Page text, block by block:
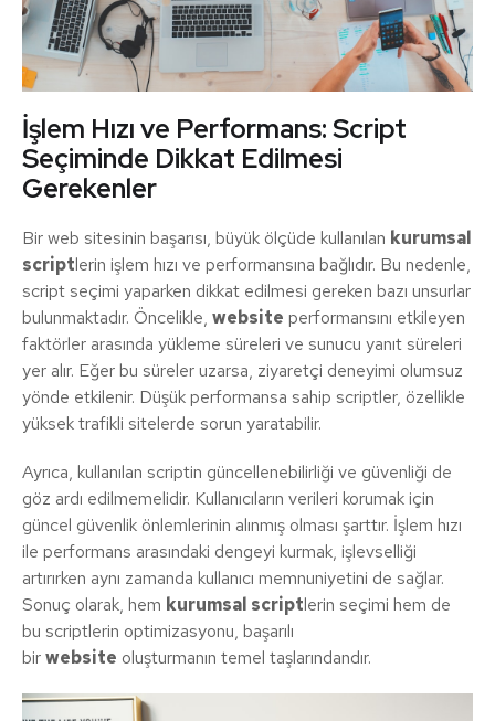
İşlem Hızı ve Performans: Script
Seçiminde Dikkat Edilmesi
Gerekenler
Bir web sitesinin başarısı, büyük ölçüde kullanılan kurumsal
scriptlerin işlem hızı ve performansına bağlıdır. Bu nedenle,
script seçimi yaparken dikkat edilmesi gereken bazı unsurlar
bulunmaktadır. Öncelikle, website performansını etkileyen
faktörler arasında yükleme süreleri ve sunucu yanıt süreleri
yer alır. Eğer bu süreler uzarsa, ziyaretçi deneyimi olumsuz
yönde etkilenir. Düşük performansa sahip scriptler, özellikle
yüksek trafikli sitelerde sorun yaratabilir.
Ayrıca, kullanılan scriptin güncellenebilirliği ve güvenliği de
göz ardı edilmemelidir. Kullanıcıların verileri korumak için
güncel güvenlik önlemlerinin alınmış olması şarttır. İşlem hızı
ile performans arasındaki dengeyi kurmak, işlevselliği
artırırken aynı zamanda kullanıcı memnuniyetini de sağlar.
Sonuç olarak, hem kurumsal scriptlerin seçimi hem de
bu scriptlerin optimizasyonu, başarılı
birwebsite oluşturmanın temel taşlarındandır.